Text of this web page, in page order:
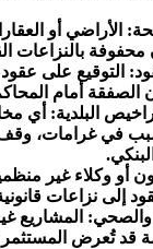
الأراضي أو
بالنزاعات
التوقيع على
الصفقة أمام
البلدية: أي
في غرامات،
أو وكلاء غير
إلى نزاعات
والصحي: المشاريع
قد تُعرض